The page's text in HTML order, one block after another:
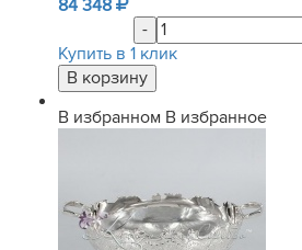
84 348
-
Купить в 1 клик
В избранном В избранное